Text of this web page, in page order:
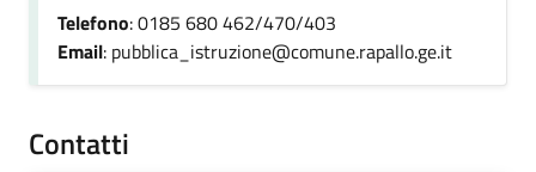
Telefono: 0185 680 462/470/403
Email: pubblica_istruzione@comune.rapallo.ge.it
Contatti